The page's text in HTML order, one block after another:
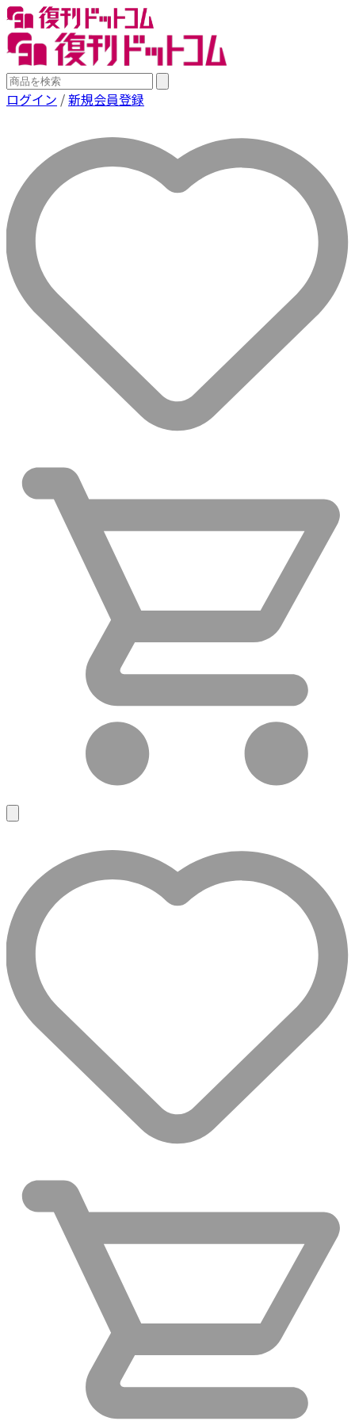
ログイン /新規会員登録